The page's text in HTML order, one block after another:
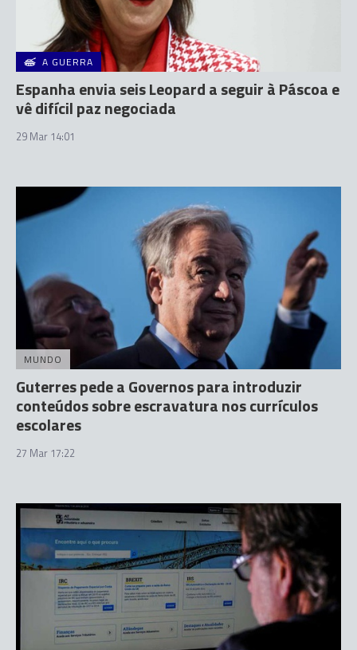
A GUERRA
Espanha envia seis Leopard a seguir à Páscoa e
vê difícil paz negociada
29 Mar 14:01
MUNDO
Guterres pede a Governos para introduzir
conteúdos sobre escravatura nos currículos
escolares
27 Mar 17:22